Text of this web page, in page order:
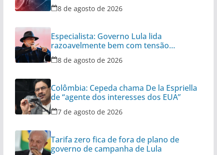
8 de agosto de 2026
Especialista: Governo Lula lida
razoavelmente bem com tensão
diplomática
8 de agosto de 2026
Colômbia: Cepeda chama De la Espriella
de “agente dos interesses dos EUA”
7 de agosto de 2026
Tarifa zero fica de fora de plano de
governo de campanha de Lula